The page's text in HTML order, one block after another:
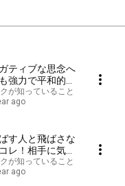
ティブな思念へ
強力で平和的な
行く
が知っていること
ago
す人と飛ばさな
レ！相手に気付
さないコツを要
が知っていること
ago